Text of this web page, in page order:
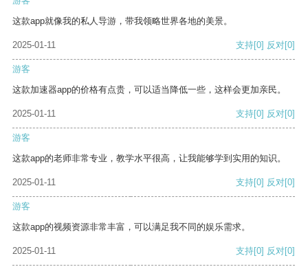
这款app就像我的私人导游，带我领略世界各地的美景。
2025-01-11 支持[0] 反对[0]
游客
这款加速器app的价格有点贵，可以适当降低一些，这样会更加亲民。
2025-01-11 支持[0] 反对[0]
游客
这款app的老师非常专业，教学水平很高，让我能够学到实用的知识。
2025-01-11 支持[0] 反对[0]
游客
这款app的视频资源非常丰富，可以满足我不同的娱乐需求。
2025-01-11 支持[0] 反对[0]